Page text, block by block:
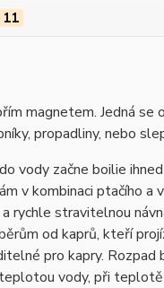
11
magnetem. Jedná se
propadliny, nebo
vody začne boilie
v kombinaci ptačího a
rychle stravitelnou
od kaprů, kteří
pro kapry. Rozpad
vody, při